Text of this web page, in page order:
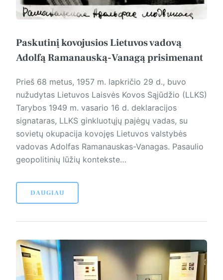
Paskutinį kovojusios Lietuvos vadovą
Adolfą Ramanauską-Vanagą prisimenant
Prieš 68 metus, 1957 m. lapkričio 29 d., buvo
nužudytas Lietuvos Laisvės Kovos Sąjūdžio (LLKS)
Tarybos 1949 m. vasario 16 d. deklaracijos
signataras, LLKS ginkluotųjų pajėgų vadas, su
sovietų okupacija kovojęs Lietuvos valstybės
vadovas Adolfas Ramanauskas-Vanagas. Pasaulio
geopolitinių lūžių kontekste…
DAUGIAU